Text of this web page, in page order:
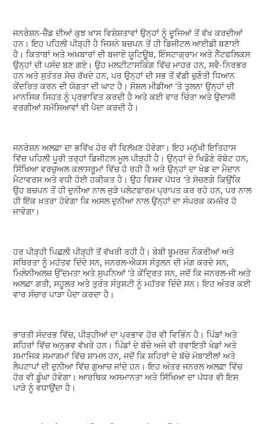
ਜਨਰੇਸ਼ਨ-ਜ਼ੈੱਡ ਦੀਆਂ ਕੁਝ ਖਾਸ ਵਿਸ਼ੇਸ਼ਤਾਵਾਂ ਉਨ੍ਹਾਂ ਨੂੰ ਦੂਜਿਆਂ ਤੋਂ ਵੱਖ ਕਰਦੀਆਂ
ਹਨ। ਇਹ ਪਹਿਲੀ ਪੀੜ੍ਹੀ ਹੈ ਜਿਸਨੇ ਬਚਪਨ ਤੋਂ ਹੀ ਡਿਜੀਟਲ ਆਈਡੀ ਬਣਾਈ
ਹੈ। ਕਿਤਾਬਾਂ ਅਤੇ ਅਖ਼ਬਾਰਾਂ ਦੀ ਬਜਾਏ ਯੂਟਿਊਬ, ਇੰਸਟਾਗ੍ਰਾਮ ਅਤੇ ਨੈੱਟਫਲਿਕਸ
ਉਨ੍ਹਾਂ ਦੀ ਪਸੰਦ ਬਣ ਗਏ। ਉਹ ਮਲਟੀਟਾਸਕਿੰਗ ਵਿੱਚ ਮਾਹਰ ਹਨ, ਸਵੈ-ਨਿਰਭਰ
ਹਨ ਅਤੇ ਸੁਤੰਤਰ ਸੋਚ ਰੱਖਦੇ ਹਨ, ਪਰ ਉਨ੍ਹਾਂ ਦੀ ਸਭ ਤੋਂ ਵੱਡੀ ਚੁਣੌਤੀ ਧਿਆਨ
ਕੇਂਦਰਿਤ ਕਰਨ ਦੀ ਯੋਗਤਾ ਦੀ ਘਾਟ ਹੈ। ਸੋਸ਼ਲ ਮੀਡੀਆ 'ਤੇ ਤੁਲਨਾ ਉਨ੍ਹਾਂ ਦੀ
ਮਾਨਸਿਕ ਸਿਹਤ ਨੂੰ ਪ੍ਰਭਾਵਿਤ ਕਰਦੀ ਹੈ ਅਤੇ ਕਈ ਵਾਰ ਚਿੰਤਾ ਅਤੇ ਉਦਾਸੀ
ਵਰਗੀਆਂ ਸਮੱਸਿਆਵਾਂ ਵੀ ਪੈਦਾ ਕਰਦੀ ਹੈ।
ਜਨਰੇਸ਼ਨ ਅਲਫ਼ਾ ਦਾ ਭਵਿੱਖ ਹੋਰ ਵੀ ਵਿਲੱਖਣ ਹੋਵੇਗਾ। ਇਹ ਮਨੁੱਖੀ ਇਤਿਹਾਸ
ਵਿੱਚ ਪਹਿਲੀ ਪੂਰੀ ਤਰ੍ਹਾਂ ਡਿਜੀਟਲ ਮੂਲ ਪੀੜ੍ਹੀ ਹੈ। ਉਨ੍ਹਾਂ ਦੇ ਖਿਡੌਣੇ ਰੋਬੋਟ ਹਨ,
ਸਿੱਖਿਆ ਵਰਚੁਅਲ ਕਲਾਸਰੂਮਾਂ ਵਿੱਚ ਹੋ ਰਹੀ ਹੈ ਅਤੇ ਉਨ੍ਹਾਂ ਦਾ ਖੇਡ ਦਾ ਮੈਦਾਨ
ਮੈਟਾਵਰਸ ਅਤੇ ਵਧੀ ਹੋਈ ਹਕੀਕਤ ਹੈ। ਉਹ ਵਿਸ਼ਵ ਪੱਧਰ 'ਤੇ ਸੋਚਣਗੇ ਕਿਉਂਕਿ
ਉਹ ਬਚਪਨ ਤੋਂ ਹੀ ਦੁਨੀਆ ਨਾਲ ਜੁੜੇ ਪਲੇਟਫਾਰਮ ਪ੍ਰਾਪਤ ਕਰ ਰਹੇ ਹਨ, ਪਰ ਨਾਲ
ਹੀ ਇੱਕ ਖ਼ਤਰਾ ਹੋਵੇਗਾ ਕਿ ਅਸਲ ਦੁਨੀਆ ਨਾਲ ਉਨ੍ਹਾਂ ਦਾ ਸੰਪਰਕ ਕਮਜ਼ੋਰ ਹੋ
ਜਾਵੇਗਾ।
ਹਰ ਪੀੜ੍ਹੀ ਪਿਛਲੀ ਪੀੜ੍ਹੀ ਤੋਂ ਵੱਖਰੀ ਰਹੀ ਹੈ। ਬੇਬੀ ਬੂਮਰਜ਼ ਨੌਕਰੀਆਂ ਅਤੇ
ਸਥਿਰਤਾ ਨੂੰ ਮਹੱਤਵ ਦਿੰਦੇ ਸਨ, ਜਨਰਲ-ਐਕਸ ਸੰਤੁਲਨ ਦੀ ਮੰਗ ਕਰਦੇ ਸਨ,
ਮਿਲੇਨੀਅਲਜ਼ ਉੱਦਮਤਾ ਅਤੇ ਸੁਪਨਿਆਂ 'ਤੇ ਕੇਂਦ੍ਰਿਤ ਸਨ, ਜਦੋਂ ਕਿ ਜਨਰਲ-ਜੀ ਅਤੇ
ਅਲਫ਼ਾ ਗਤੀ, ਸਹੂਲਤ ਅਤੇ ਤੁਰੰਤ ਸੰਤੁਸ਼ਟੀ ਨੂੰ ਮਹੱਤਵ ਦਿੰਦੇ ਸਨ। ਇਹ ਅੰਤਰ ਕਈ
ਵਾਰ ਸੰਚਾਰ ਪਾੜਾ ਪੈਦਾ ਕਰਦਾ ਹੈ।
ਭਾਰਤੀ ਸੰਦਰਭ ਵਿੱਚ, ਪੀੜ੍ਹੀਆਂ ਦਾ ਪ੍ਰਭਾਵ ਹੋਰ ਵੀ ਵਿਭਿੰਨ ਹੈ। ਪਿੰਡਾਂ ਅਤੇ
ਸ਼ਹਿਰਾਂ ਵਿੱਚ ਅਨੁਭਵ ਵੱਖਰੇ ਹਨ। ਪਿੰਡਾਂ ਦੇ ਬੱਚੇ ਅਜੇ ਵੀ ਰਵਾਇਤੀ ਖੇਡਾਂ ਅਤੇ
ਸਮਾਜਿਕ ਸਮਾਗਮਾਂ ਵਿੱਚ ਸ਼ਾਮਲ ਹਨ, ਜਦੋਂ ਕਿ ਸ਼ਹਿਰਾਂ ਦੇ ਬੱਚੇ ਮੋਬਾਈਲਾਂ ਅਤੇ
ਲੈਪਟਾਪਾਂ ਦੀ ਦੁਨੀਆ ਵਿੱਚ ਗੁਆਚ ਜਾਂਦੇ ਹਨ। ਇਹ ਅੰਤਰ ਜਨਰਲ ਅਲਫ਼ਾ ਵਿੱਚ
ਹੋਰ ਵੀ ਡੂੰਘਾ ਹੋਵੇਗਾ। ਆਰਥਿਕ ਅਸਮਾਨਤਾ ਅਤੇ ਸਿੱਖਿਆ ਦਾ ਪੱਧਰ ਵੀ ਇਸ
ਪਾੜੇ ਨੂੰ ਵਧਾਉਂਦਾ ਹੈ।